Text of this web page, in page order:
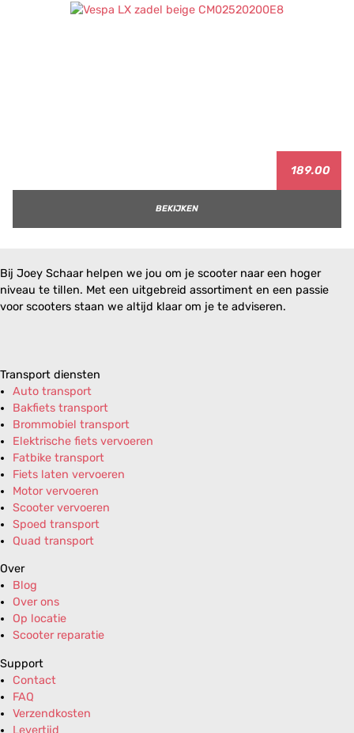
189.00
BEKIJKEN
Bij Joey Schaar helpen we jou om je scooter naar een hoger
niveau te tillen. Met een uitgebreid assortiment en een passie
voor scooters staan we altijd klaar om je te adviseren.
Transport diensten
Auto transport
Bakfiets transport
Brommobiel transport
Elektrische fiets vervoeren
Fatbike transport
Fiets laten vervoeren
Motor vervoeren
Scooter vervoeren
Spoed transport
Quad transport
Over
Blog
Over ons
Op locatie
Scooter reparatie
Support
Contact
FAQ
Verzendkosten
Levertijd